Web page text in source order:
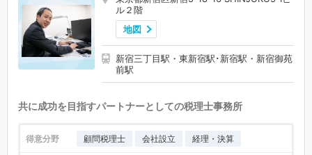
ル２階
地図
新宿三丁目駅・東新宿駅･新宿駅・新宿御苑
前駅
共に成功を目指すパートナーとしての税理士事務所
得意分野 顧問税理士 会社設立 経理・決算